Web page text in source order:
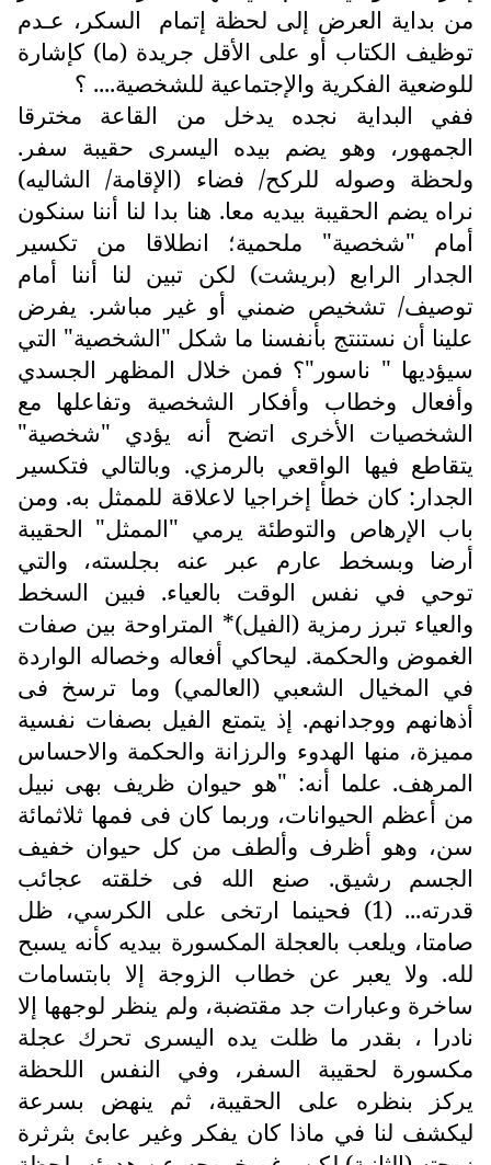
من بداية العرض إلى لحظة إتمام
السكر، عـدم
توظيف الكتاب أو على الأقل جريدة (ما) كإشارة
للوضعية الفكرية والإجتماعية للشخصية.... ؟
ففي البداية نجده يدخل من القاعة مخترقا
الجمهور، وهو يضم بيده اليسرى حقيبة سفر.
ولحظة وصوله للركح/ فضاء (الإقامة/ الشاليه)
نراه يضم الحقيبة بيديه معا. هنا بدا لنا أننا سنكون
أمام "شخصية" ملحمية؛ انطلاقا من تكسير
الجدار الرابع (بريشت) لكن تبين لنا أننا أمام
توصيف/ تشخيص ضمني أو غير مباشر. يفرض
علينا أن نستنتج بأنفسنا ما شكل "الشخصية" التي
سيؤديها " ناسور"؟ فمن خلال المظهر الجسدي
وأفعال وخطاب وأفكار الشخصية وتفاعلها مع
الشخصيات الأخرى اتضح أنه يؤدي "شخصية"
يتقاطع فيها الواقعي بالرمزي. وبالتالي فتكسير
الجدار: كان خطأ إخراجيا لاعلاقة للممثل به. ومن
باب الإرهاص والتوطئة يرمي "الممثل" الحقيبة
أرضا وبسخط عارم عبر عنه بجلسته، والتي
توحي في نفس الوقت بالعياء. فبين السخط
والعياء تبرز رمزية (الفيل)* المتراوحة بين صفات
الغموض والحكمة. ليحاكي أفعاله وخصاله الواردة
في المخيال الشعبي (العالمي) وما ترسخ فى
أذهانهم ووجدانهم. إذ يتمتع الفيل بصفات نفسية
مميزة، منها الهدوء والرزانة والحكمة والاحساس
المرهف. علما أنه: "هو حيوان ظريف بهى نبيل
من أعظم الحيوانات، وربما كان فى فمها ثلاثمائة
سن، وهو أظرف وألطف من كل حيوان خفيف
الجسم رشيق. صنع الله فى خلقته عجائب
قدرته... (1) فحينما ارتخى على الكرسي، ظل
صامتا، ويلعب بالعجلة المكسورة بيديه كأنه يسبح
لله. ولا يعبر عن خطاب الزوجة إلا بابتسامات
ساخرة وعبارات جد مقتضبة، ولم ينظر لوجهها إلا
نادرا ، بقدر ما ظلت يده اليسرى تحرك عجلة
مكسورة لحقيبة السفر، وفي النفس اللحظة
يركز بنظره على الحقيبة، ثم ينهض بسرعة
ليكشف لنا في ماذا كان يفكر وغير عابئ بثرثرة